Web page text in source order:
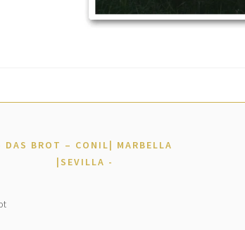
DAS BROT – CONIL| MARBELLA
|SEVILLA